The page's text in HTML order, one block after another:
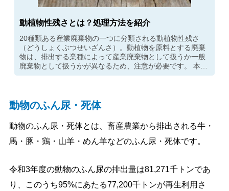
動植物性残さとは？処理方法を紹介
20種類ある産業廃棄物の一つに分類される動植物性残さ
（どうしょくぶつせいざんさ）。動植物を原料とする廃棄
物は、排出する業種によって産業廃棄物として扱うか一般
廃棄物として扱うかが異なるため、注意が必要です。 本記
事では動植物性残さの概要や、産業廃棄物としての処理が
動物のふん尿・死体
動物のふん尿・死体とは、畜産農業から排出される牛・
馬・豚・鶏・山羊・めん羊などのふん尿・死体です。
令和3年度の動物のふん尿の排出量は81,271千トンであ
り、このうち95%にあたる77,200千トンが再生利用さ